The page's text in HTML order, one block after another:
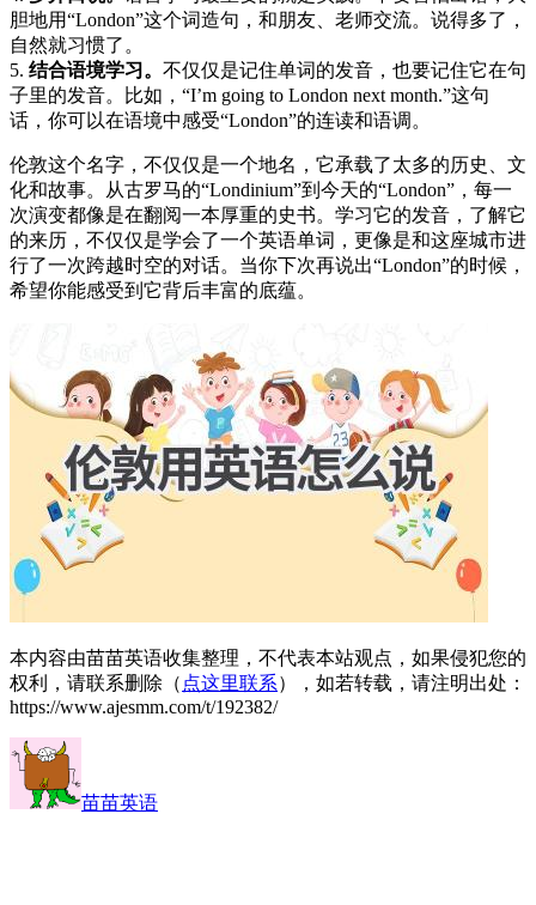
胆地用“London”这个词造句，和朋友、老师交流。说得多了，
自然就习惯了。
5. 结合语境学习。 不仅仅是记住单词的发音，也要记住它在句
子里的发音。比如，“I’m going to London next month.”这句
话，你可以在语境中感受“London”的连读和语调。
伦敦这个名字，不仅仅是一个地名，它承载了太多的历史、文
化和故事。从古罗马的“Londinium”到今天的“London”，每一
次演变都像是在翻阅一本厚重的史书。学习它的发音，了解它
的来历，不仅仅是学会了一个英语单词，更像是和这座城市进
行了一次跨越时空的对话。当你下次再说出“London”的时候，
希望你能感受到它背后丰富的底蕴。
本内容由苗苗英语收集整理，不代表本站观点，如果侵犯您的
权利，请联系删除（ 点这里联系），如若转载，请注明出处：
https://www.ajesmm.com/t/192382/
苗苗英语